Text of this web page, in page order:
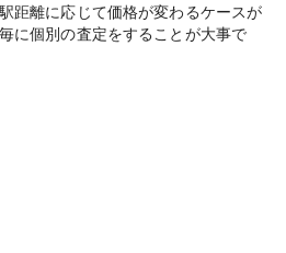
距離に応じて価格が変わるケースが
に個別の査定をすることが大事で